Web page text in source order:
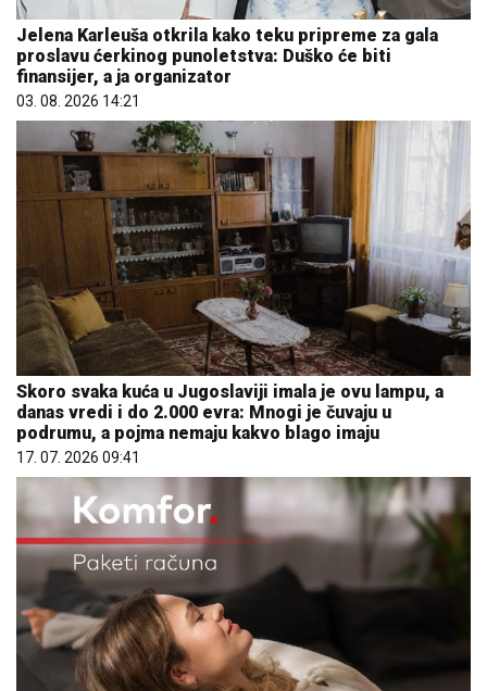
Jelena Karleuša otkrila kako teku pripreme za gala
proslavu ćerkinog punoletstva: Duško će biti
finansijer, a ja organizator
03. 08. 2026 14:21
Skoro svaka kuća u Jugoslaviji imala je ovu lampu, a
danas vredi i do 2.000 evra: Mnogi je čuvaju u
podrumu, a pojma nemaju kakvo blago imaju
17. 07. 2026 09:41